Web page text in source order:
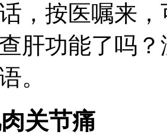
，按医嘱来
肝功能了吗
。
关节痛